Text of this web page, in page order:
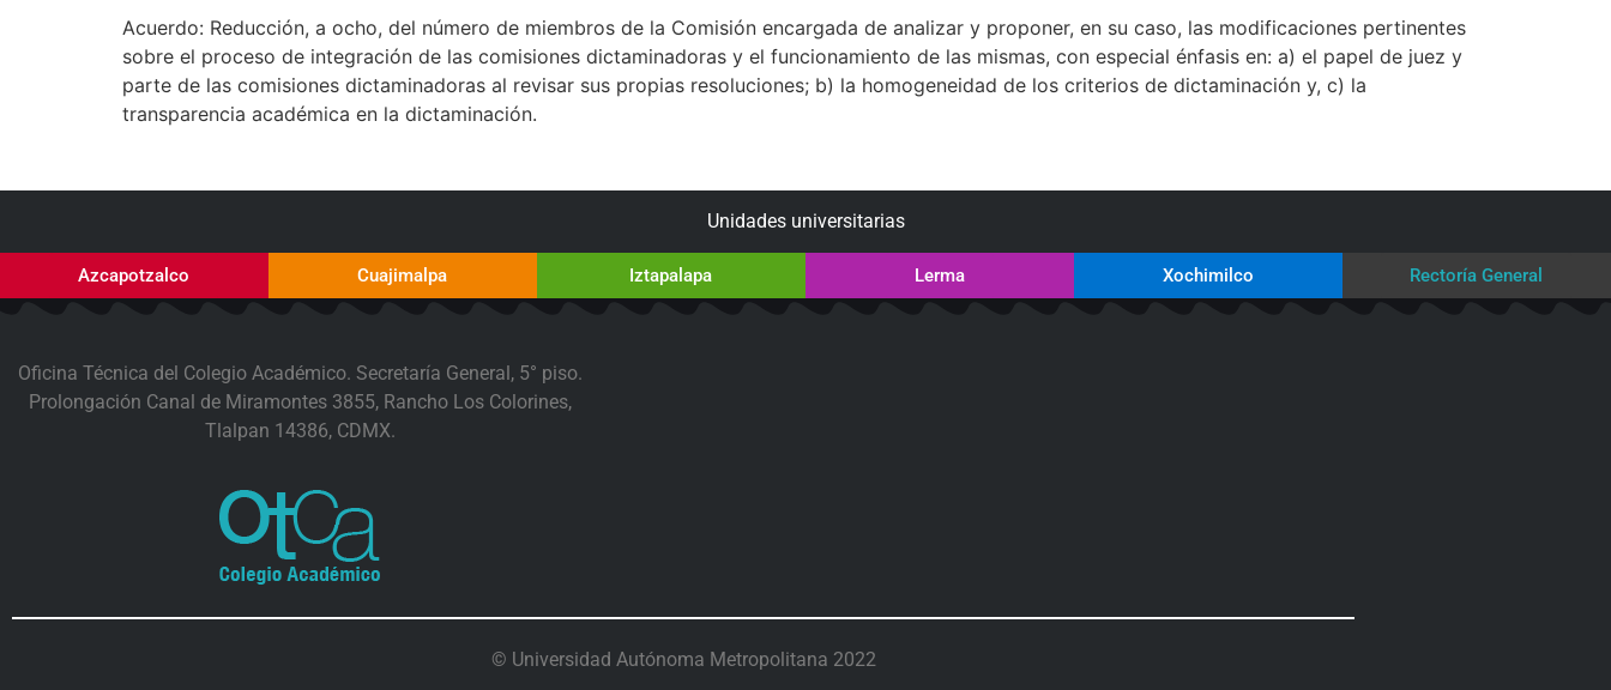
Acuerdo: Reducción, a ocho, del número de miembros de la Comisión encargada de analizar y proponer, en su caso, las modificaciones pertinentes
sobre el proceso de integración de las comisiones dictaminadoras y el funcionamiento de las mismas, con especial énfasis en: a) el papel de juez y
parte de las comisiones dictaminadoras al revisar sus propias resoluciones; b) la homogeneidad de los criterios de dictaminación y, c) la
transparencia académica en la dictaminación.
Unidades universitarias
Azcapotzalco Cuajimalpa Iztapalapa Lerma Xochimilco Rectoría General
Oficina Técnica del Colegio Académico. Secretaría General, 5° piso.
Prolongación Canal de Miramontes 3855, Rancho Los Colorines,
Tlalpan 14386, CDMX.
© Universidad Autónoma Metropolitana 2022